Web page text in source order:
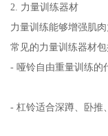
2. 力量训练器材
力量训练能够增强肌
常见的力量训练器材包
- 哑铃自由重量训练的
- 杠铃适合深蹲、卧推